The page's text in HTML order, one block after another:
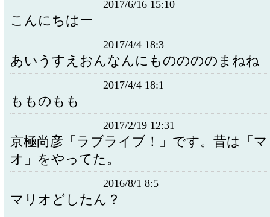
2017/6/16 15:10
こんにちはー
2017/4/4 18:3
あいうすえおんなんにもののののまねね
2017/4/4 18:1
もものもも
2017/2/19 12:31
京極尚彦「ラブライブ！」です。昔は「
オ」をやってた。
2016/8/1 8:5
マリオどしたん？